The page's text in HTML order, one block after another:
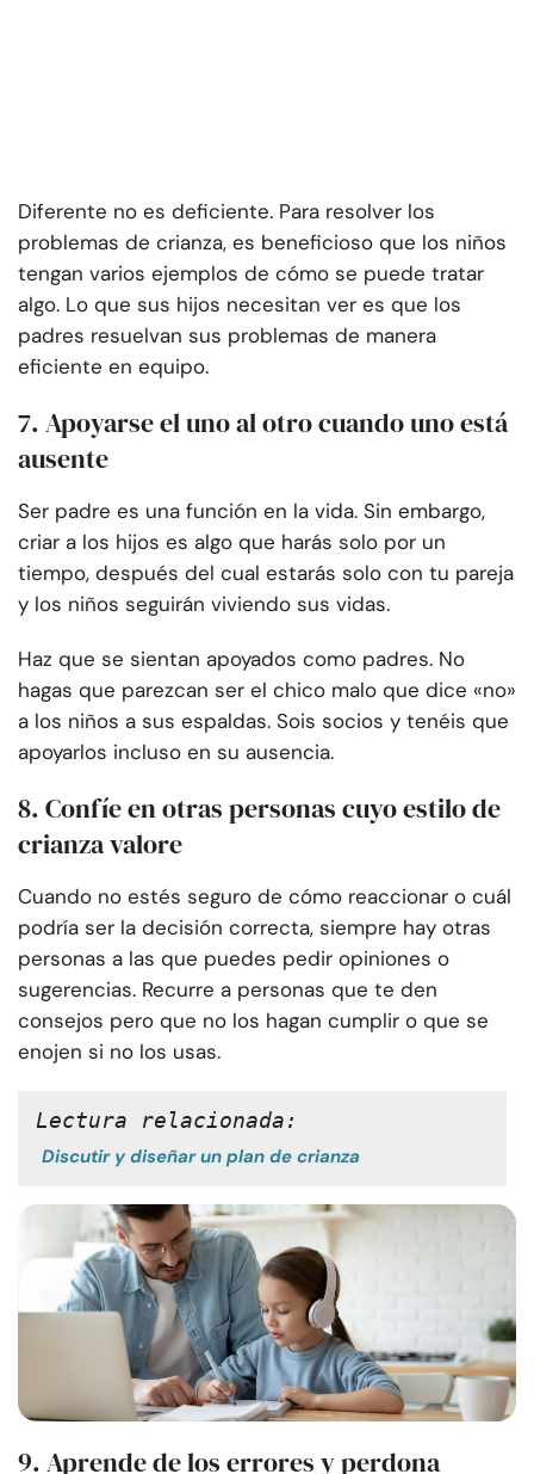
Diferente no es deficiente. Para resolver los
problemas de crianza, es beneficioso que los niños
tengan varios ejemplos de cómo se puede tratar
algo. Lo que sus hijos necesitan ver es que los
padres resuelvan sus problemas de manera
eficiente en equipo.
7. Apoyarse el uno al otro cuando uno está
ausente
Ser padre es una función en la vida. Sin embargo,
criar a los hijos es algo que harás solo por un
tiempo, después del cual estarás solo con tu pareja
y los niños seguirán viviendo sus vidas.
Haz que se sientan apoyados como padres. No
hagas que parezcan ser el chico malo que dice «no»
a los niños a sus espaldas. Sois socios y tenéis que
apoyarlos incluso en su ausencia.
8. Confíe en otras personas cuyo estilo de
crianza valore
Cuando no estés seguro de cómo reaccionar o cuál
podría ser la decisión correcta, siempre hay otras
personas a las que puedes pedir opiniones o
sugerencias. Recurre a personas que te den
consejos pero que no los hagan cumplir o que se
enojen si no los usas.
Lectura relacionada:
Discutir y diseñar un plan de crianza
9. Aprende de los errores y perdona